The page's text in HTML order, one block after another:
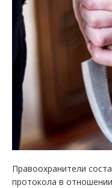
Правоохранители
протокола в